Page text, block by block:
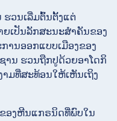
ຮວນເລີ່ມຕົ້ນຕັ້ງແຕ່
ເປັນລັກສະນະສຳຄັນຂອງ
ານອອກແບບເມືອງຂອງ
ານ ຮວນຖືກປູດ້ວຍອາໂດກິ
ມທີ່ສະທ້ອນໃຫ້ເຫັນເຖິງ
ຂອງຫີນແກຣນິດທີ່ພົບໃນ